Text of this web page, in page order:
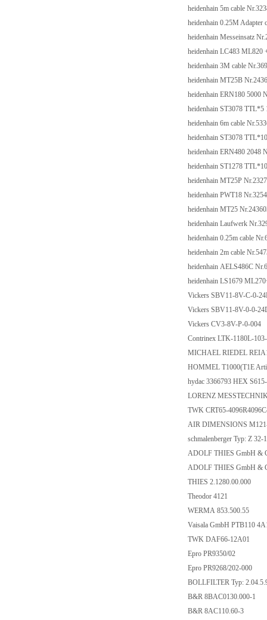
heidenhain 5m cable
heidenhain 0.25M Adapter
heidenhain Messeinsatz
heidenhain LC483 ML820
heidenhain 3M cable
heidenhain MT25B
heidenhain ERN180 5000
heidenhain ST3078 TTL*5
heidenhain 6m cable
heidenhain ST3078
heidenhain ERN480 2048
heidenhain ST1278
heidenhain MT25P
heidenhain PWT18
heidenhain MT25
heidenhain Laufwerk
heidenhain 0.25m cable
heidenhain 2m cable
heidenhain AELS486C
heidenhain LS1679
Vickers SBV11-8V-C-0-
Vickers SBV11-8V-0-0-
Vickers CV3-8V-P-0-004
Contrinex LTK-1180L-
MICHAEL RIEDEL
HOMMEL T1000(T1E
hydac 3366793 HEX
LORENZ
TWK CRT65-
AIR DIMENSIONS
schmalenberger Typ: Z 32-
ADOLF THIES GmbH &
ADOLF THIES GmbH &
THIES 2.1280.00.000
Theodor 4121
WERMA 853.500.55
Vaisala GmbH PTB110
TWK DAF66-12A01
Epro PR9350/02
Epro PR9268/202-000
BOLLFILTER Typ:
B&R 8BAC0130.000-1
B&R 8AC110.60-3